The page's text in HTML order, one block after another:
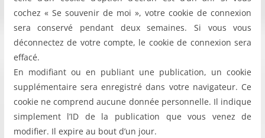
cochez « Se souvenir de moi », votre cookie de connexion
sera conservé pendant deux semaines. Si vous vous
déconnectez de votre compte, le cookie de connexion sera
effacé.
En modifiant ou en publiant une publication, un cookie
supplémentaire sera enregistré dans votre navigateur. Ce
cookie ne comprend aucune donnée personnelle. Il indique
simplement l’ID de la publication que vous venez de
modifier. Il expire au bout d’un jour.